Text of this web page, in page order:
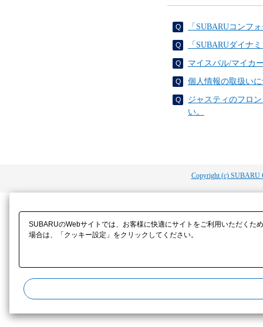
「SUBARUコンフ
「SUBARUダイナ
マイスバル/マイカ
個人情報の取扱い
ジャスティのフロ
い。
Copyright (c) SUBARU
SUBARUのWebサイトでは、お客様に快適にサイトをご利用いただく
場合は、「クッキー設定」をクリックしてください。​